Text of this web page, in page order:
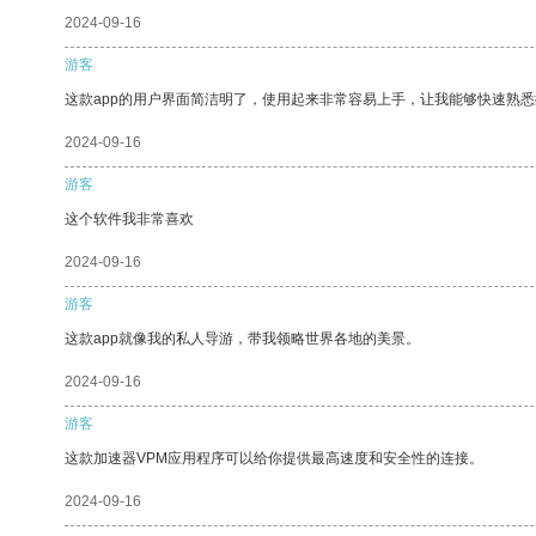
2024-09-16
游客
这款app的用户界面简洁明了，使用起来非常容易上手，让我能够快速熟
2024-09-16
游客
这个软件我非常喜欢
2024-09-16
游客
这款app就像我的私人导游，带我领略世界各地的美景。
2024-09-16
游客
这款加速器VPM应用程序可以给你提供最高速度和安全性的连接。
2024-09-16